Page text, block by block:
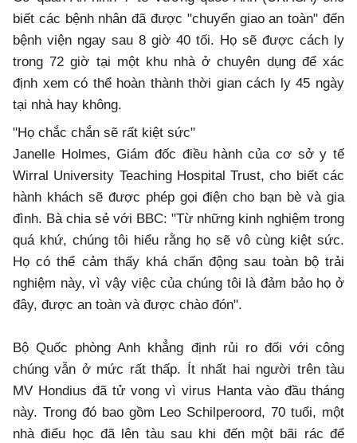
biết các bệnh nhân đã được "chuyển giao an toàn" đến
bệnh viện ngay sau 8 giờ 40 tối. Họ sẽ được cách ly
trong 72 giờ tại một khu nhà ở chuyên dụng để xác
định xem có thể hoàn thành thời gian cách ly 45 ngày
tại nhà hay không.
"Họ chắc chắn sẽ rất kiệt sức"
Janelle Holmes, Giám đốc điều hành của cơ sở y tế
Wirral University Teaching Hospital Trust, cho biết các
hành khách sẽ được phép gọi điện cho bạn bè và gia
đình. Bà chia sẻ với BBC: "Từ những kinh nghiệm trong
quá khứ, chúng tôi hiểu rằng họ sẽ vô cùng kiệt sức.
Họ có thể cảm thấy khá chấn động sau toàn bộ trải
nghiệm này, vì vậy việc của chúng tôi là đảm bảo họ ở
đây, được an toàn và được chào đón".
Bộ Quốc phòng Anh khẳng định rủi ro đối với công
chúng vẫn ở mức rất thấp. Ít nhất hai người trên tàu
MV Hondius đã tử vong vì virus Hanta vào đầu tháng
này. Trong đó bao gồm Leo Schilperoord, 70 tuổi, một
nhà điểu học đã lên tàu sau khi đến một bãi rác để